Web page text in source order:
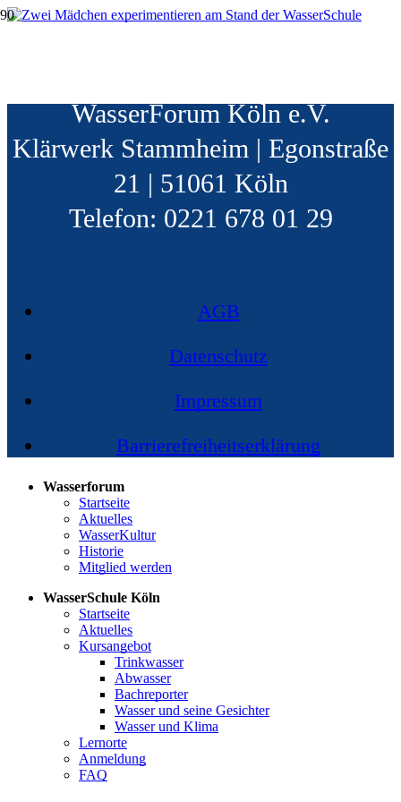
WasserForum Köln e.V.
Klärwerk Stammheim | Egonstraße
21 | 51061 Köln
Telefon: 0221 678 01 29
AGB
Datenschutz
Impressum
Barrierefreiheitserklärung
Wasserforum
Startseite
Aktuelles
WasserKultur
Historie
Mitglied werden
WasserSchule Köln
Startseite
Aktuelles
Kursangebot
Trinkwasser
Abwasser
Bachreporter
Wasser und seine Gesichter
Wasser und Klima
Lernorte
Anmeldung
FAQ